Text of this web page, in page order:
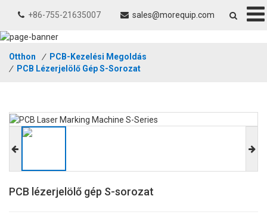
+86-755-21635007 sales@morequip.com
Otthon /
PCB-Kezelési Megoldás
/
PCB Lézerjelölő Gép S-Sorozat
PCB lézerjelölő gép S-sorozat